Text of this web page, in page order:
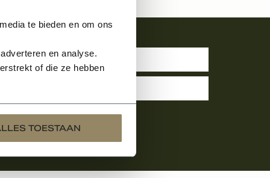
te bieden en om ons
en analyse.
of die ze hebben
TOESTAAN